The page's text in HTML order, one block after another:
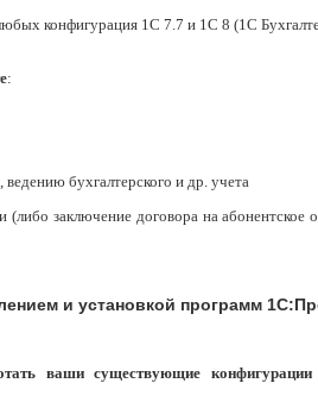
конфигурация 1С 7.7 и 1С 8 (1С
:
бухгалтерского и др. учета
заключение договора на абонентское
и установкой программ
ваши существующие конфигурации